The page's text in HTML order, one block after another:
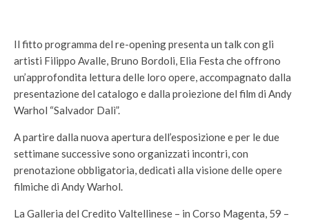
Il fitto programma del re-opening presenta un talk con gli
artisti Filippo Avalle, Bruno Bordoli, Elia Festa che offrono
un’approfondita lettura delle loro opere, accompagnato dalla
presentazione del catalogo e dalla proiezione del film di Andy
Warhol “Salvador Dalì”.
A partire dalla nuova apertura dell’esposizione e per le due
settimane successive sono organizzati incontri, con
prenotazione obbligatoria, dedicati alla visione delle opere
filmiche di Andy Warhol.
La Galleria del Credito Valtellinese – in Corso Magenta, 59 –